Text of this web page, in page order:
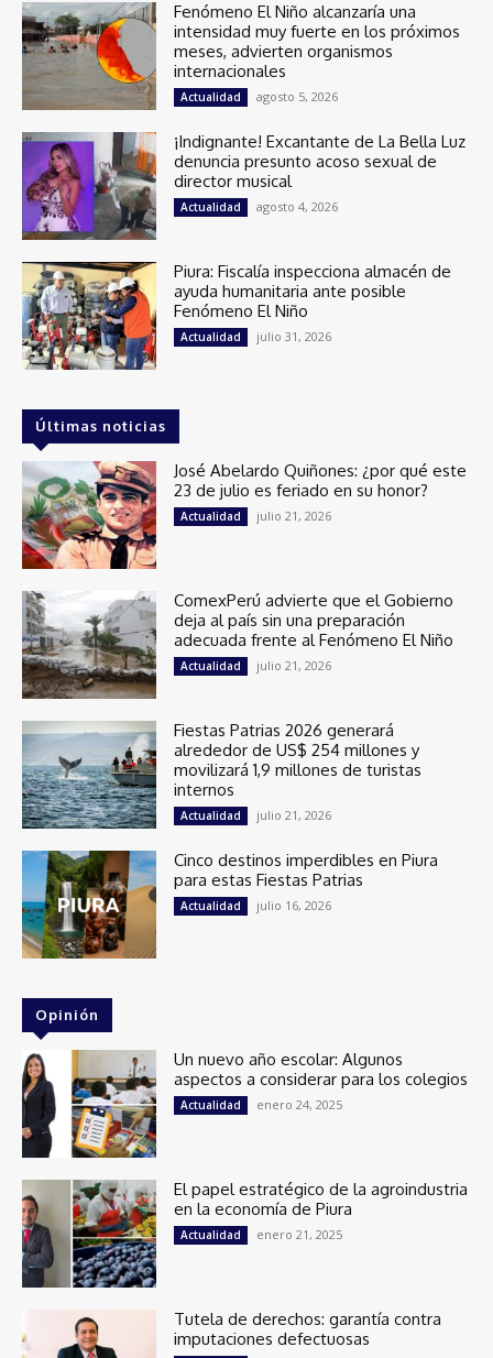
Fenómeno El Niño alcanzaría una
intensidad muy fuerte en los próximos
meses, advierten organismos
internacionales
Actualidad agosto 5, 2026
¡Indignante! Excantante de La Bella Luz
denuncia presunto acoso sexual de
director musical
Actualidad agosto 4, 2026
Piura: Fiscalía inspecciona almacén de
ayuda humanitaria ante posible
Fenómeno El Niño
Actualidad julio 31, 2026
Últimas noticias
José Abelardo Quiñones: ¿por qué este
23 de julio es feriado en su honor?
Actualidad julio 21, 2026
ComexPerú advierte que el Gobierno
deja al país sin una preparación
adecuada frente al Fenómeno El Niño
Actualidad julio 21, 2026
Fiestas Patrias 2026 generará
alrededor de US$ 254 millones y
movilizará 1,9 millones de turistas
internos
Actualidad julio 21, 2026
Cinco destinos imperdibles en Piura
para estas Fiestas Patrias
Actualidad julio 16, 2026
Opinión
Un nuevo año escolar: Algunos
aspectos a considerar para los colegios
Actualidad enero 24, 2025
El papel estratégico de la agroindustria
en la economía de Piura
Actualidad enero 21, 2025
Tutela de derechos: garantía contra
imputaciones defectuosas